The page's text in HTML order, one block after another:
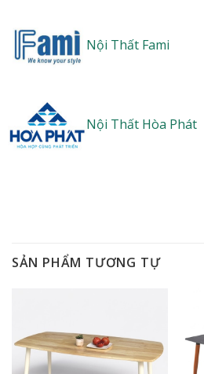
Nội Thất Fami
Nội Thất Hòa Phát
SẢN PHẨM TƯƠNG TỰ